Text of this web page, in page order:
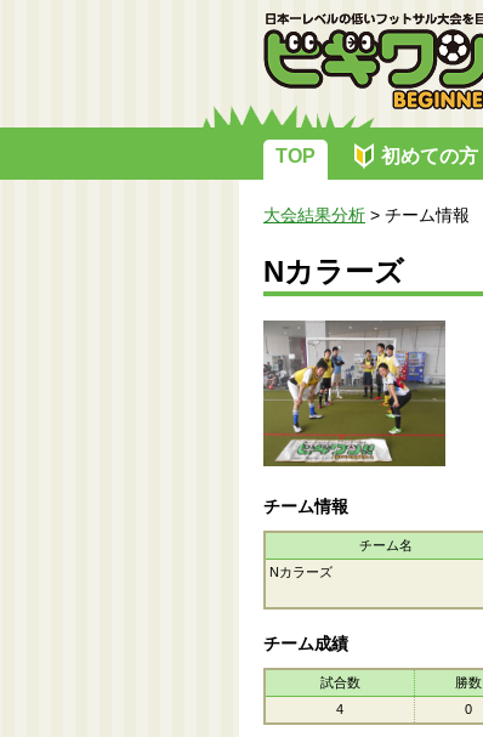
TOP 初めての方
大会結果分析 > チーム情報
Nカラーズ
チーム情報
チーム名
Nカラーズ
チーム成績
試合数 勝数
4
0